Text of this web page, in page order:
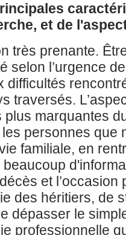
et de
très prenante.
selon l’urgence
difficultés
traversés.
marquantes
personnes que
familiale, en
et
des héritiers, de
dépasser le
professionnelle